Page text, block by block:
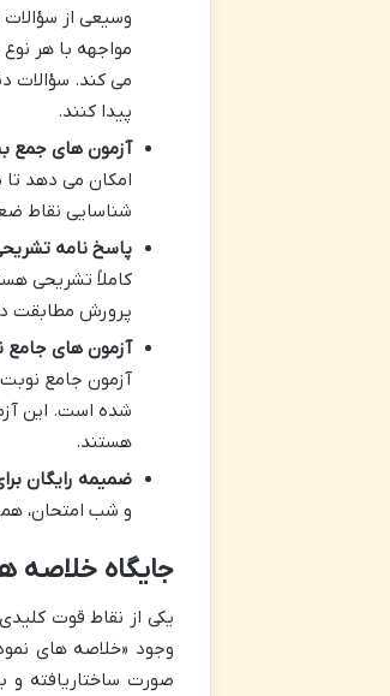
وسیعی از
مواجهه با هر
پیدا کنند.
آزمون های جمع
امکان می دهد تا
شناسایی نقاط
پاسخ نامه
کاملاً تشریحی
پرورش مطابقت
آزمون های جامع
شده است. این
هستند.
ضمیمه رایگان
و شب امتحان،
جایگاه خلاصه
یکی از نقاط قوت
وجود «خلاصه های
صورت ساختاریافته و